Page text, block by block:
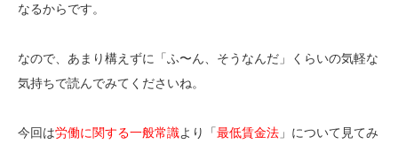
なるからです。
なので、あまり構えずに「ふ〜ん、そうなんだ」くらいの気軽な
気持ちで読んでみてくださいね。
今回は労働に関する一般常識より「最低賃金法 」について見てみ